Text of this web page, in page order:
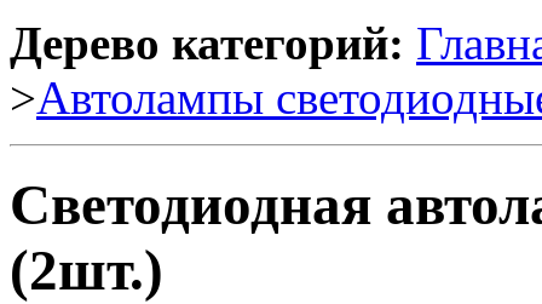
Дерево категорий:
>Автолампы
Светодиодная
(2шт.)